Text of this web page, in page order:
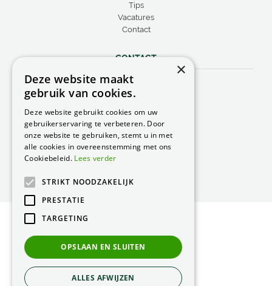
Tips
Vacatures
Contact
CONTACT
Peacock Garden Supports
Industrieweg 22
Nederland
0499 57 40 80
F. 0499 57 40 84
E.peacock@peacock.nl
Privacy Statement
Green Solutions
×
Deze website maakt
gebruik van cookies.
Deze website gebruikt cookies om uw
gebruikerservaring te verbeteren. Door
onze website te gebruiken, stemt u in met
alle cookies in overeenstemming met ons
Cookiebeleid. Lees verder
STRIKT NOODZAKELIJK
PRESTATIE
TARGETING
OPSLAAN EN SLUITEN
ALLES AFWIJZEN